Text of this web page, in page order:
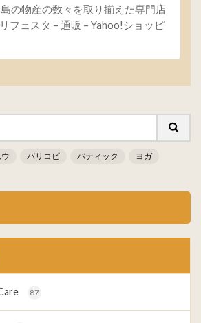
の物産の数々を取り揃えた専門店
フェスタ – 通販 – Yahoo!ショッピ
バリコピ バティック ヨガ
87